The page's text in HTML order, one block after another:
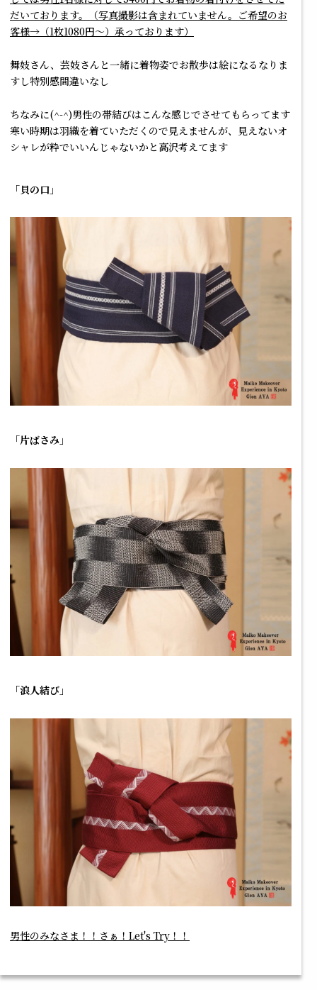
だいております。（写真撮影は含まれていません。ご希望のお
客様→（1枚1080円～）承っております）
舞妓さん、芸妓さんと一緒に着物姿でお散歩は絵になるなりま
すし特別感間違いなし
ちなみに(^-^)男性の帯結びはこんな感じでさせてもらってます
寒い時期は羽織を着ていただくので見えませんが、見えないオ
シャレが粋でいいんじゃないかと高沢考えてます
「貝の口」
「片ばさみ」
「浪人結び」
男性のみなさま！！さぁ！Let's Try！！